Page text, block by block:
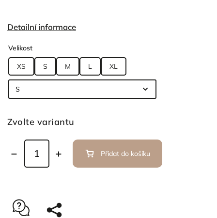
Detailní informace
Velikost
XS S M L XL
Zvolte variantu
Přidat do košíku